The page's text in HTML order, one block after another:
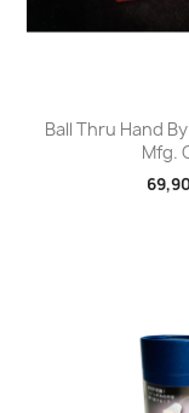

Ball Thru Hand
Mfg.